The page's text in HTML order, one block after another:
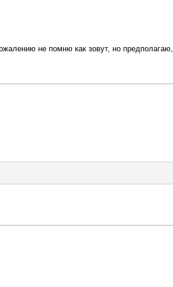
не помню как зовут, но предполагаю,